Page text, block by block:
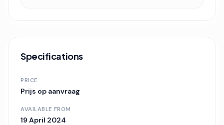
Specifications
PRICE
Prijs op aanvraag
AVAILABLE FROM
19 April 2024